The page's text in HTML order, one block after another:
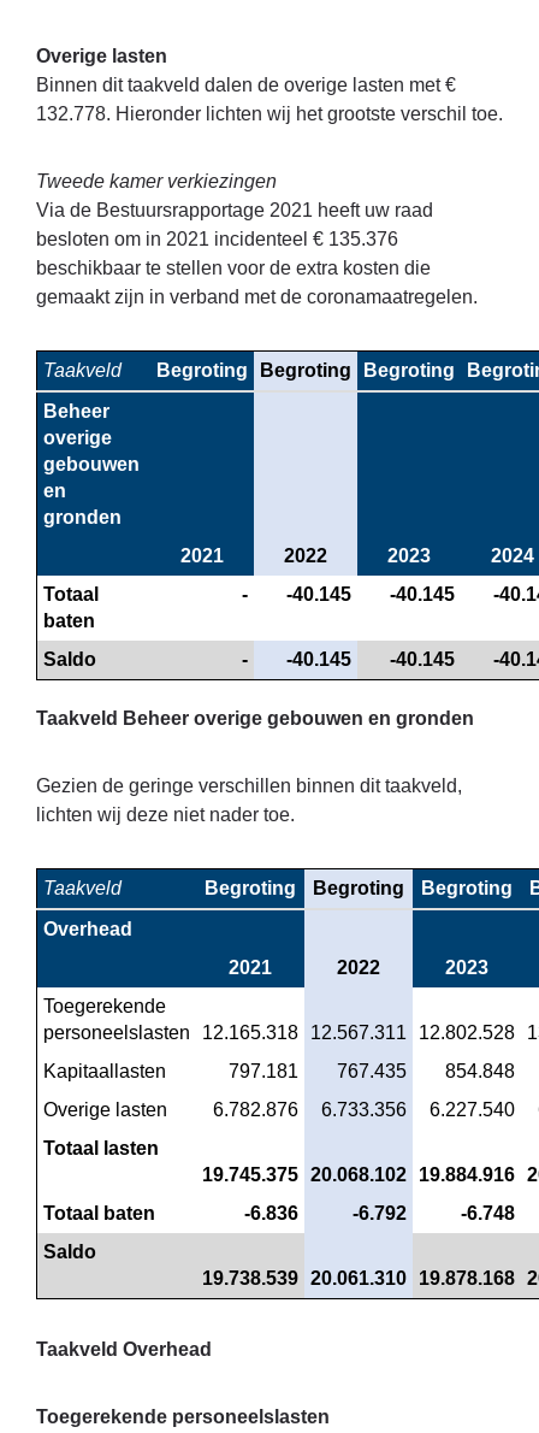
Overige lasten
Binnen dit taakveld dalen de overige lasten met €
132.778. Hieronder lichten wij het grootste verschil toe.
Tweede kamer verkiezingen
Via de Bestuursrapportage 2021 heeft uw raad
besloten om in 2021 incidenteel € 135.376
beschikbaar te stellen voor de extra kosten die
gemaakt zijn in verband met de coronamaatregelen.
Taakveld Begroting Begroting Begroting
Beheer
overige
gebouwen
en
gronden
2021
2022 2023
2024
Totaal
baten
- -40.145 -40.145 -
Saldo - -40.145 -40.145 -
Taakveld Beheer overige gebouwen en gronden
Gezien de geringe verschillen binnen dit taakveld,
lichten wij deze niet nader toe.
Taakveld Begroting Begroting Begroting
Overhead
2021
2022
2023
Toegerekende
personeelslasten
12.165.318 12.567.311 12.802.528
Kapitaallasten
797.181 767.435
854.848
Overige lasten
6.782.876 6.733.356 6.227.540
Totaal lasten
19.745.375 20.068.102 19.884.916
Totaal baten
-6.836 -6.792
-6.748
Saldo
19.738.539 20.061.310 19.878.168
Taakveld Overhead
Toegerekende personeelslasten